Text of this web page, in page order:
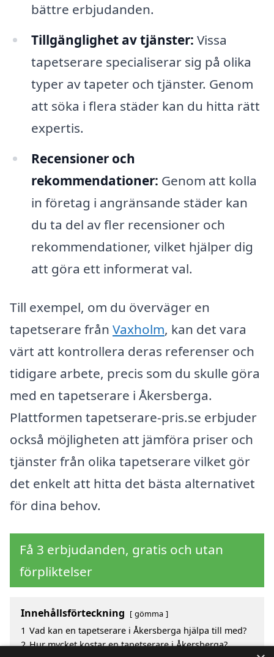
bättre erbjudanden.
Tillgänglighet av tjänster: Vissa
tapetserare specialiserar sig på olika
typer av tapeter och tjänster. Genom
att söka i flera städer kan du hitta rätt
expertis.
Recensioner och
rekommendationer: Genom att kolla
in företag i angränsande städer kan
du ta del av fler recensioner och
rekommendationer, vilket hjälper dig
att göra ett informerat val.
Till exempel, om du överväger en
tapetserare från Vaxholm, kan det vara
värt att kontrollera deras referenser och
tidigare arbete, precis som du skulle göra
med en tapetserare i Åkersberga.
Plattformen tapetserare-pris.se erbjuder
också möjligheten att jämföra priser och
tjänster från olika tapetserare vilket gör
det enkelt att hitta det bästa alternativet
för dina behov.
Få 3 erbjudanden, gratis och utan
förpliktelser
Innehållsförteckning gömma
1 Vad kan en tapetserare i Åkersberga hjälpa till med?
2 Hur mycket kostar en tapetserare i Åkersberga?